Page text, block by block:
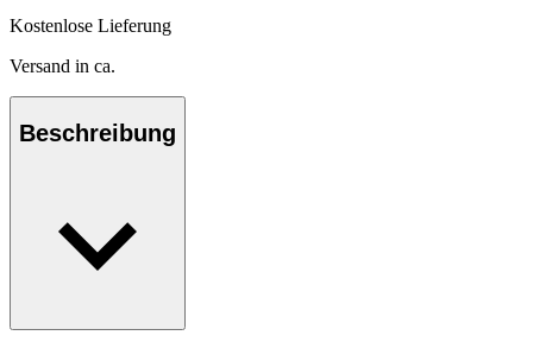
Kostenlose Lieferung
Versand in ca.
Beschreibung